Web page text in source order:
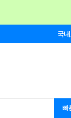
국
빠